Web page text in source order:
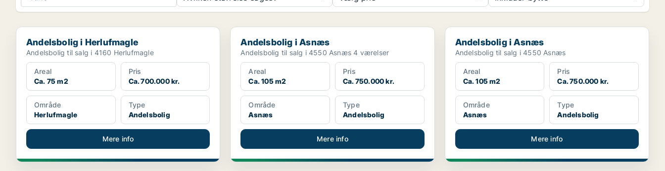
Andelsbolig i Herlufmagle
Andelsbolig i Herlufmagle
Andelsbolig til salg i 4160 Herlufmagle
Areal
Ca. 75 m2
Pris
Ca. 700.000 kr.
Område
Herlufmagle
Type
Andelsbolig
Mere info
Andelsbolig i Asnæs
Andelsbolig i Asnæs
Andelsbolig til salg i 4550 Asnæs 4 værelser
Areal
Ca. 105 m2
Pris
Ca. 750.000 kr.
Område
Asnæs
Type
Andelsbolig
Mere info
Andelsbolig i Asnæs
Andelsbolig i Asnæs
Andelsbolig til salg i 4550 Asnæs
Areal
Ca. 105 m2
Pris
Ca. 750.000 kr.
Område
Asnæs
Type
Andelsbolig
Mere info